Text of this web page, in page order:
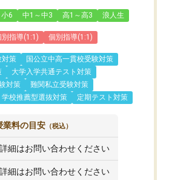
6 中1～中3 高1～高3 浪人生
指導(1:1) 個別指導(1:1)
対策
国公立中高一貫校受験対策
大学入学共通テスト対策
対策
難関私立受験対策
校推薦型選抜対策
定期テスト対策
業料の目安 （税込）
詳細はお問い合わせください
詳細はお問い合わせください